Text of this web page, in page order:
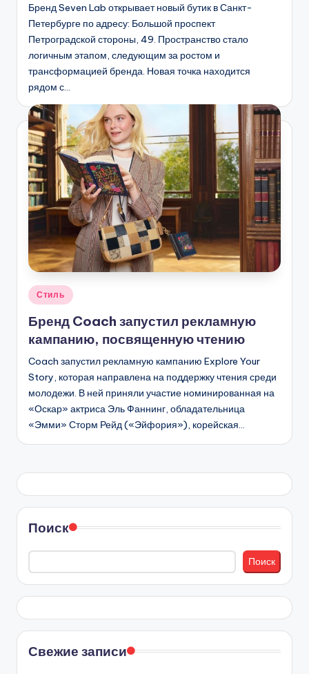
Бренд Seven Lab открывает новый бутик в Санкт-
Петербурге по адресу: Большой проспект
Петроградской стороны, 49. Пространство стало
логичным этапом, следующим за ростом и
трансформацией бренда. Новая точка находится
рядом с…
Опубликовано
Стиль
Бренд Coach запустил рекламную
кампанию, посвященную чтению
Coach запустил рекламную кампанию Explore Your
Story, которая направлена на поддержку чтения среди
молодежи. В ней приняли участие номинированная на
«Оскар» актриса Эль Фаннинг, обладательница
«Эмми» Сторм Рейд («Эйфория»), корейская…
Поиск
Поиск
Свежие записи